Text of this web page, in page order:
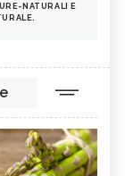
NATURALI E